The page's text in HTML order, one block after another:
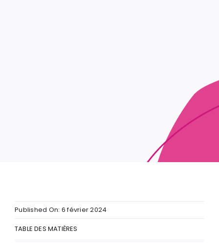
Published On: 6 février 2024
TABLE DES MATIÈRES